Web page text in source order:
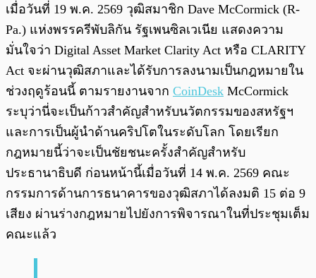
เมื่อวันที่ 19 พ.ค. 2569 วุฒิสมาชิก Dave McCormick (R-
Pa.) แห่งพรรครีพับลิกัน รัฐเพนซิลเวเนีย แสดงความ
มั่นใจว่า Digital Asset Market Clarity Act หรือ CLARITY
Act จะผ่านวุฒิสภาและได้รับการลงนามเป็นกฎหมายใน
ช่วงฤดูร้อนนี้ ตามรายงานจาก CoinDesk McCormick
ระบุว่านี่จะเป็นก้าวสำคัญสำหรับนวัตกรรมของสหรัฐฯ
และการเป็นผู้นำด้านคริปโตในระดับโลก โดยเรียก
กฎหมายนี้ว่าจะเป็นชัยชนะครั้งสำคัญสำหรับ
ประธานาธิบดี ก่อนหน้านี้เมื่อวันที่ 14 พ.ค. 2569 คณะ
กรรมการด้านการธนาคารของวุฒิสภาได้ลงมติ 15 ต่อ 9
เสียง ผ่านร่างกฎหมายไปยังการพิจารณาในที่ประชุมเต็ม
คณะแล้ว